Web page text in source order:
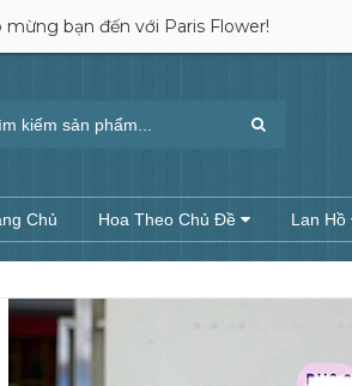
mừng bạn đến với Paris Flower!
Chủ Hoa Theo Chủ Đề Lan Hồ